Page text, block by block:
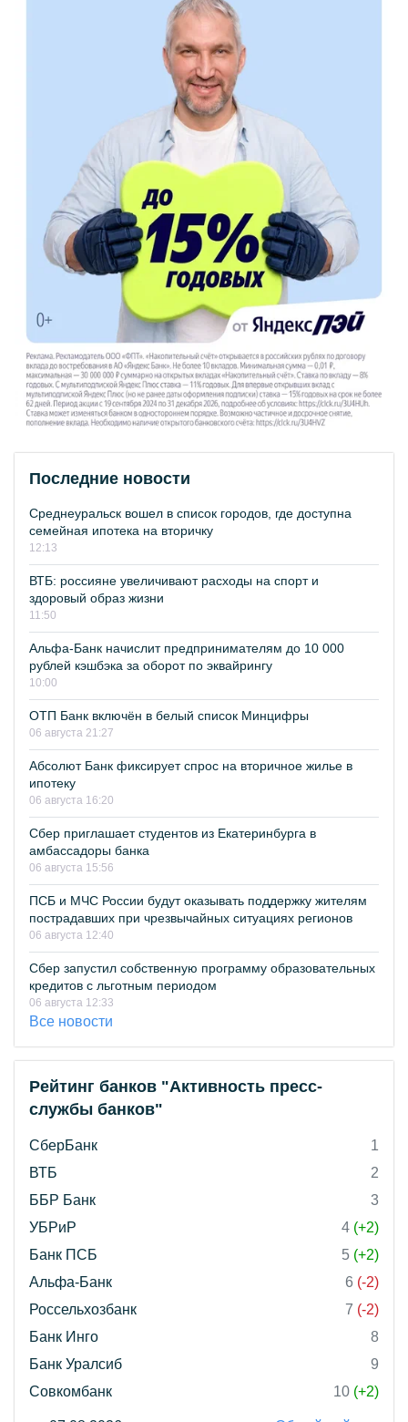
Последние новости
Среднеуральск вошел в список городов, где доступна
семейная ипотека на вторичку
12:13
ВТБ: россияне увеличивают расходы на спорт и
здоровый образ жизни
11:50
Альфа-Банк начислит предпринимателям до 10 000
рублей кэшбэка за оборот по эквайрингу
10:00
ОТП Банк включён в белый список Минцифры
06 августа 21:27
Абсолют Банк фиксирует спрос на вторичное жилье в
ипотеку
06 августа 16:20
Сбер приглашает студентов из Екатеринбурга в
амбассадоры банка
06 августа 15:56
ПСБ и МЧС России будут оказывать поддержку жителям
пострадавших при чрезвычайных ситуациях регионов
06 августа 12:40
Сбер запустил собственную программу образовательных
кредитов с льготным периодом
06 августа 12:33
Все новости
Рейтинг банков "Активность пресс-
службы банков"
СберБанк
1
ВТБ
2
ББР Банк
3
УБРиР
4 (+2)
Банк ПСБ
5 (+2)
Альфа-Банк
6 (-2)
Россельхозбанк
7 (-2)
Банк Инго
8
Банк Уралсиб
9
Совкомбанк
10 (+2)